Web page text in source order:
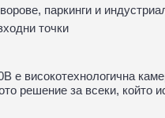
паркинги и
точки
е високотехнологична
решение за всеки,